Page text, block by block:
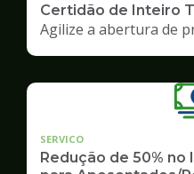
Certidão de Inteiro
Agilize a abertura de
SERVICO
Redução de 50% no